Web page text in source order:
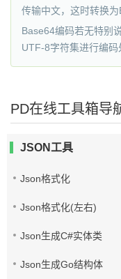
传输中文，这时转换为
Base64编码若无特别
UTF-8字符集进行编码
PD在线工具箱导
JSON工具
Json格式化
Json格式化(左右)
Json生成C#实体类
Json生成Go结构体